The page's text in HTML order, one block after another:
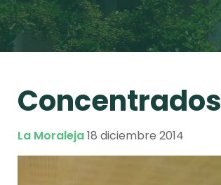
Concentrados
La Moraleja18 diciembre 2014